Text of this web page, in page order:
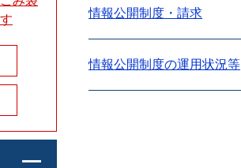
情報公開制度・請求
情報公開制度の運用状況等